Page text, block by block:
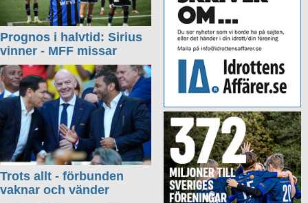
Prognos i halvtid: Sirius
vinner - MFF missar
Trots allt - förbunden
vaknar och vänder